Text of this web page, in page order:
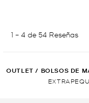
OUTLET / BOLSOS DE